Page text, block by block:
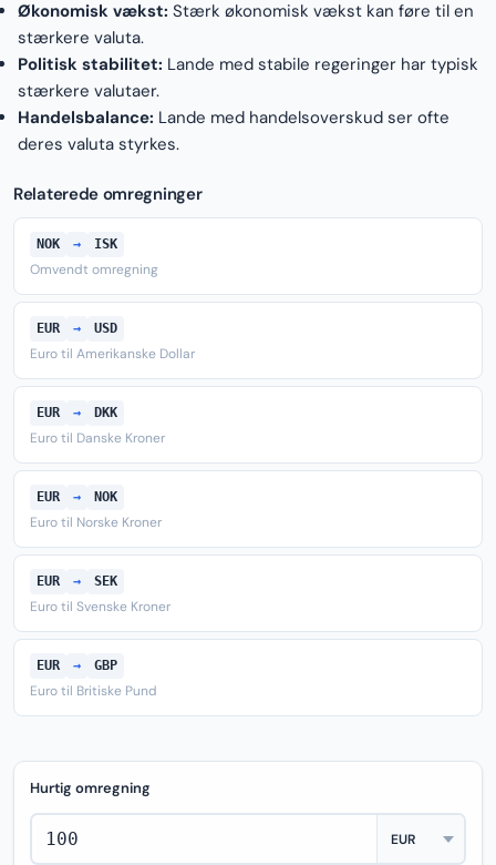
Økonomisk vækst: Stærk økonomisk vækst kan føre til en
stærkere valuta.
Politisk stabilitet: Lande med stabile regeringer har typisk
stærkere valutaer.
Handelsbalance: Lande med handelsoverskud ser ofte
deres valuta styrkes.
Relaterede omregninger
NOK → ISK
Omvendt omregning
EUR → USD
Euro til Amerikanske Dollar
EUR → DKK
Euro til Danske Kroner
EUR → NOK
Euro til Norske Kroner
EUR → SEK
Euro til Svenske Kroner
EUR → GBP
Euro til Britiske Pund
Hurtig omregning